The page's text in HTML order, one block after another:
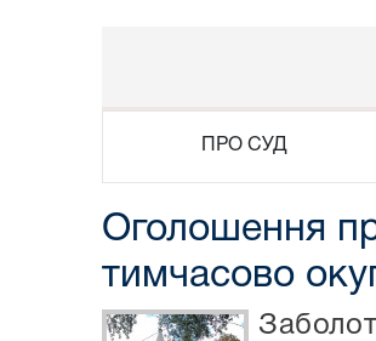
ПРО СУД
Оголошення
тимчасово